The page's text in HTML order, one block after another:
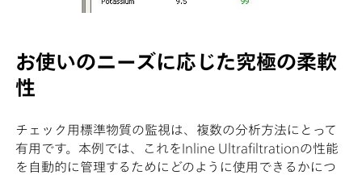
お使いのニーズに応じた究極の柔軟
性
チェック用標準物質の監視は、複数の分析方法にとって
有用です。本例では、これをInline Ultrafiltrationの性能
を自動的に管理するためにどのように使用できるかにつ